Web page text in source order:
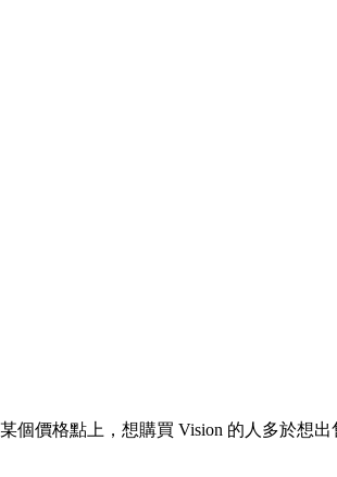
價格點上，想購買 Vision 的人多於想